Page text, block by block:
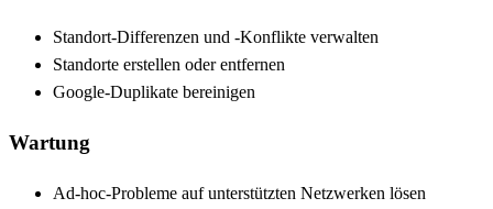
Standort-Differenzen und -Konflikte verwalten
Standorte erstellen oder entfernen
Google-Duplikate bereinigen
Wartung
Ad-hoc-Probleme auf unterstützten Netzwerken lösen